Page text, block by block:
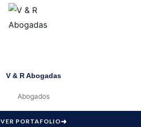
V & R Abogadas
Abogados
VER PORTAFOLIO